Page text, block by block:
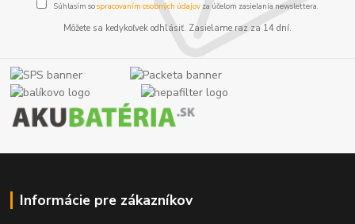
Súhlasím sospracovaním osobných údajov za účelom zasielania newslettera.
Môžete sa kedykoľvek odhlásiť. Zasielame raz za 14 dní.
Informácie pre zákazníkov